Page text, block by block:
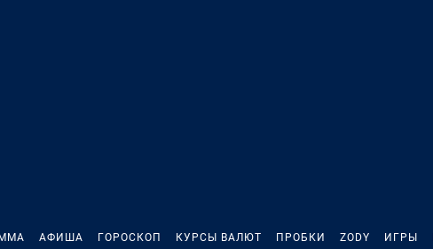
АФИША ГОРОСКОП КУРСЫ ВАЛЮТ ПРОБКИ ZODY ИГРЫ